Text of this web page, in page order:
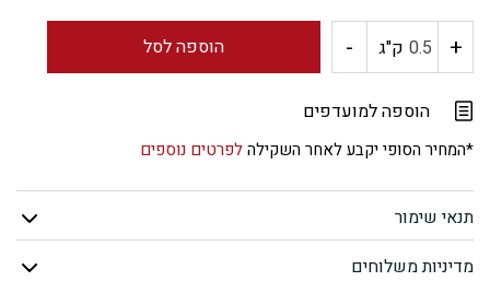
+ כמות
בקר
טחון
"חי
ק"ג - הוספה לסל
הוספה למועדפים
*המחיר הסופי יקבע לאחר השקילהלפרטים נוספים
תנאי שימור
מדיניות משלוחים